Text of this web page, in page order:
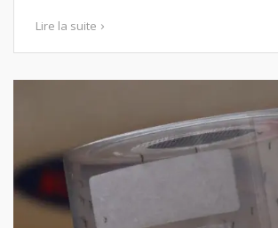
Lire la suite